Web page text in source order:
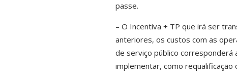
passe.
– O Incentiva + TP que irá ser
anteriores, os custos com as
de serviço público corresponderá
implementar, como requalificação